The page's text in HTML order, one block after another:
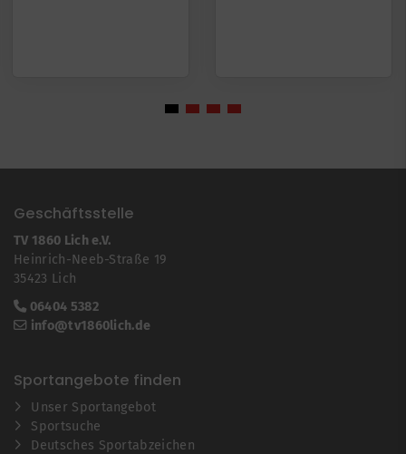
Geschäftsstelle
TV 1860 Lich e.V.
Heinrich-Neeb-Straße 19
35423 Lich
06404 5382
info@tv1860lich.de
Sportangebote finden
Unser Sportangebot
Sportsuche
Deutsches Sportabzeichen